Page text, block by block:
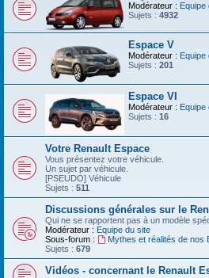
Modérateur : Equipe
Sujets : 4932
Espace V
Modérateur : Equipe
Sujets : 201
Espace VI
Modérateur : Equipe
Sujets : 16
Votre Renault Espace
Vous présentez votre véhicule.
Un sujet par véhicule.
[PSEUDO] Véhicule
Sujets : 511
Discussions générales sur le
Qui ne se rapportent pas à un modèle
Modérateur : Equipe du site
Sous-forum :
Mythes et réalités de nos
Sujets : 679
Vidéos - concernant le Renault